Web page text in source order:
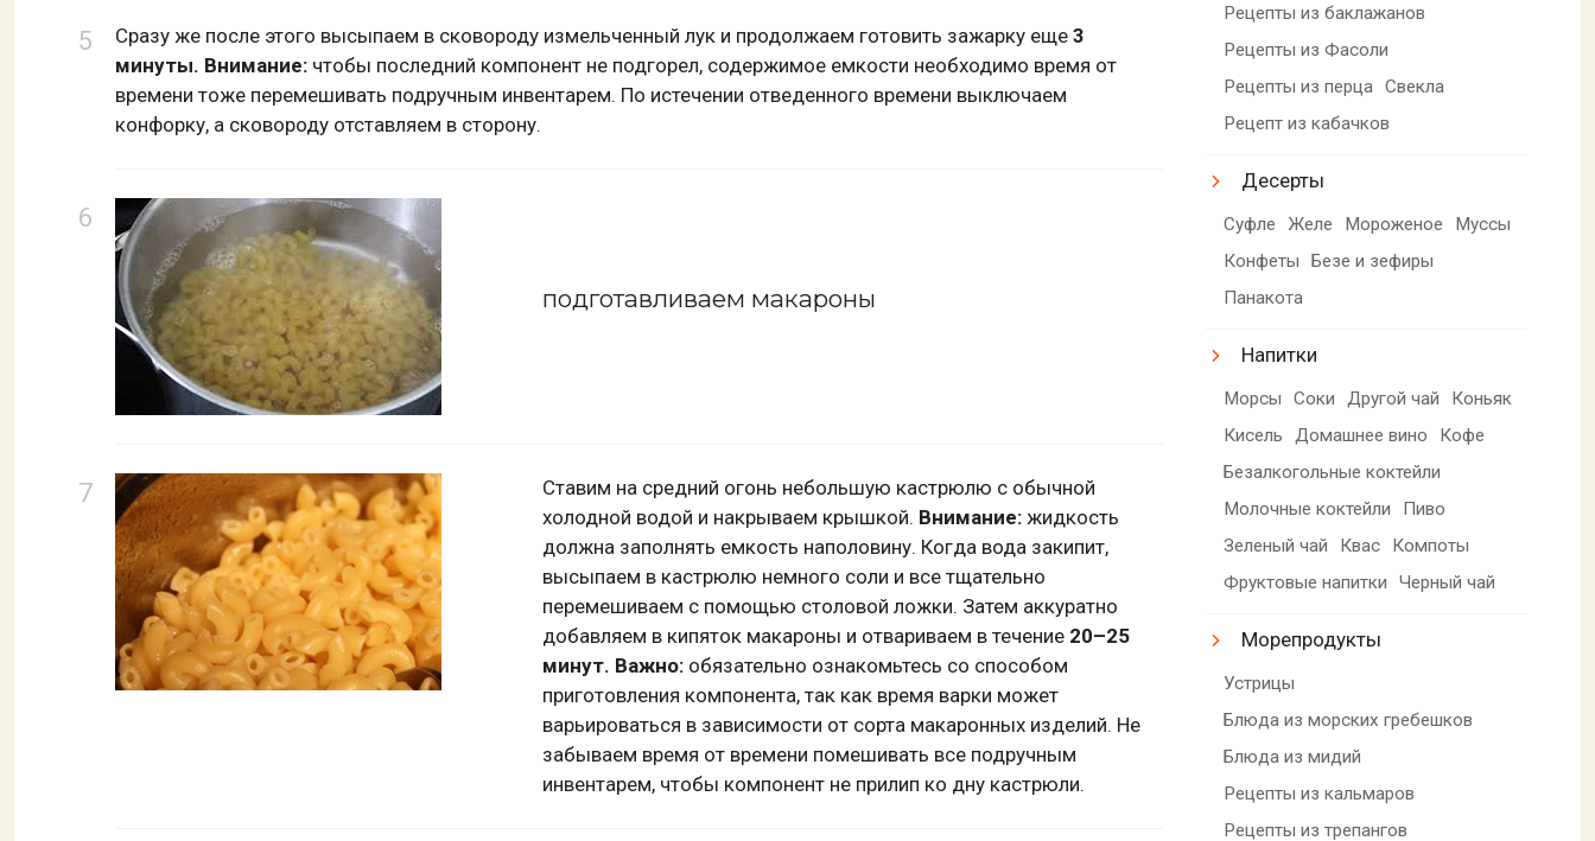
Сразу же после этого высыпаем в сковороду измельченный лук и продолжаем готовить зажарку еще 3
минуты. Внимание: чтобы последний компонент не подгорел, содержимое емкости необходимо время от
времени тоже перемешивать подручным инвентарем. По истечении отведенного времени выключаем
конфорку, а сковороду отставляем в сторону.
подготавливаем макароны
Ставим на средний огонь небольшую кастрюлю с обычной
холодной водой и накрываем крышкой. Внимание: жидкость
должна заполнять емкость наполовину. Когда вода закипит,
высыпаем в кастрюлю немного соли и все тщательно
перемешиваем с помощью столовой ложки. Затем аккуратно
добавляем в кипяток макароны и отвариваем в течение 20–25
минут. Важно: обязательно ознакомьтесь со способом
приготовления компонента, так как время варки может
варьироваться в зависимости от сорта макаронных изделий. Не
забываем время от времени помешивать все подручным
инвентарем, чтобы компонент не прилип ко дну кастрюли.
Рецепты из баклажанов
Рецепты из Фасоли
Рецепты из перца Свекла
Рецепт из кабачков
Десерты
Суфле Желе Мороженое
Муссы
Конфеты
Безе и зефиры
Панакота
Напитки
Морсы Соки Другой чай
Коньяк
Кисель
Домашнее вино
Кофе
Безалкогольные коктейли
Молочные коктейли
Пиво
Зеленый чай
Квас
Компоты
Фруктовые напитки
Черный чай
Морепродукты
Устрицы
Блюда из морских гребешков
Блюда из мидий
Рецепты из кальмаров
Рецепты из трепангов